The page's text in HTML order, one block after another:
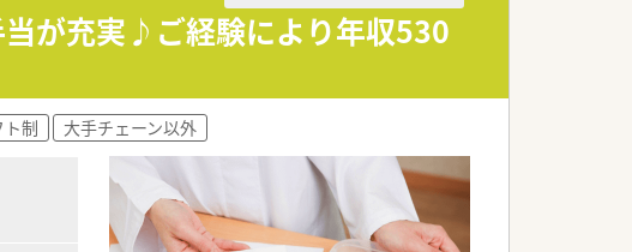
ている「プラチナくるみんマーク」の認定を受
務しやすい環境です。
強会や社内研修、学会参加、病院研修など、様々
当が充実♪ご経験により年収530
ト制 大手チェーン以外